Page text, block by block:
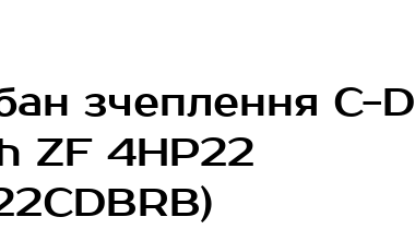
зчеплення C-D
ZF 4HP22